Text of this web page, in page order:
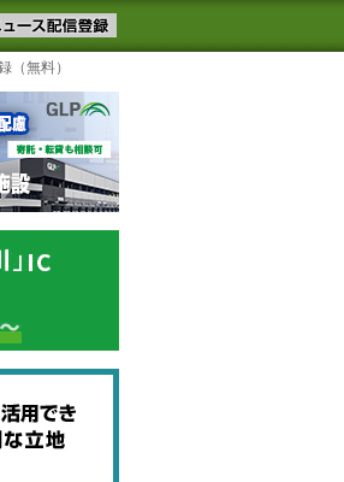
物流ニュースメール配信を登録す
テーマ
（無料）